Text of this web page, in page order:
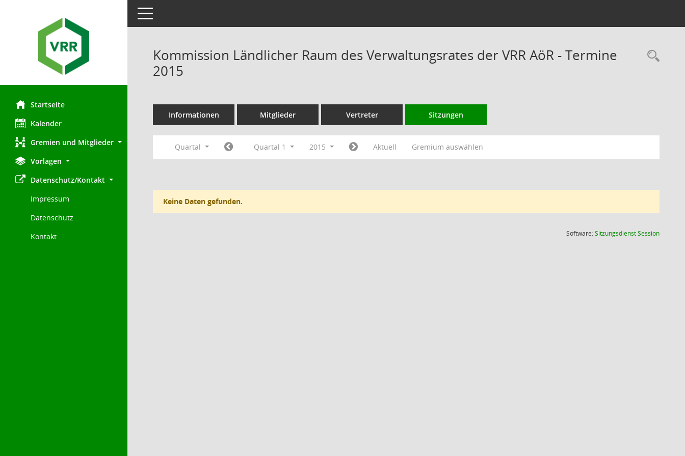
Startseite
Kalender
Gremien und Mitglieder
Vorlagen
Datenschutz/Kontakt
Impressum
Datenschutz
Kontakt
Toggle navigation
Kommission Ländlicher Raum des Verwaltungsrates der VRR AöR - Termine
2015
Informationen Mitglieder Vertreter Sitzungen
Quartal Quartal 1 2015 Aktuell Gremium auswählen
Keine Daten gefunden.
Software:SitzungsdienstSession(Wird in